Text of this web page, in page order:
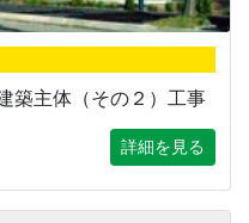
築主体（その２）工事
詳細を見る